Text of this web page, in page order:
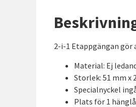
2-i-1 Etappgängan gör
Material: Ej
Storlek: 51 mm x
Specialnyckel
Plats för 1